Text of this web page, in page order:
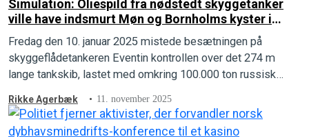
Simulation: Oliespild fra nødstedt skyggetanker
ville have indsmurt Møn og Bornholms kyster i
råolie
Fredag den 10. januar 2025 mistede besætningen på
skyggeflådetankeren Eventin kontrollen over det 274 m
lange tankskib, lastet med omkring 100.000 ton russisk
situationen kunne være endt.
Rikke Agerbæk 11. november 2025